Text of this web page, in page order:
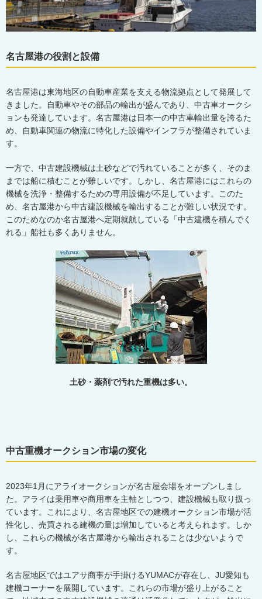
名古屋港の役割と設備
名古屋港は東海地区の自動車産業を支える物流拠点として発展して
きました。自動車やその部品の輸出が盛んであり、中古車オークシ
ョンも発達しています。名古屋港は日本一の中古車輸出量を誇るた
め、自動車関連の物流に特化した設備やインフラが整備されていま
す。
一方で、中古建設機械は土砂などで汚れていることが多く、そのま
までは船に積むことが難しいです。しかし、名古屋港にはこれらの
機械を洗浄・整備するための専用設備が不足しています。このた
め、名古屋港から中古建設機械を輸出することが難しい状況です。
このためなのか名古屋港へ定期就航している「中古建機を積んでく
れる」船社も多くありません。
土砂・薬剤で汚れた重機は多い。
中古重機オークション市場の変化
2023年1月にアライオークションが名古屋会場をオープンしまし
た。アライは乗用車や商用車を主軸としつつ、建設機械も取り扱っ
ています。これにより、名古屋地区での建機オークション市場が活
性化し、売買される建機の量は増加していると考えられます。しか
し、これらの機械が名古屋港から輸出されることは少ないようで
す。
名古屋地区ではユアサ商事が手掛けるYUMACが存在し、 JU愛知も
建機コーナーを展開しています。これらの市場が盛り上がること